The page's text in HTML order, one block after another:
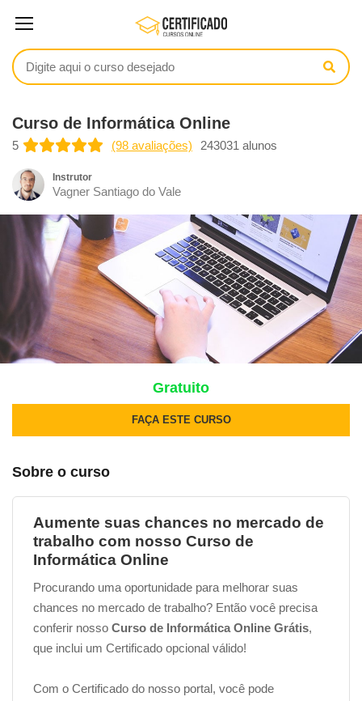
Curso de Informática Online
5 (98 avaliações) 243031 alunos
Instrutor
Vagner Santiago do Vale
Gratuito
FAÇA ESTE CURSO
Sobre o curso
Aumente suas chances no mercado de
trabalho com nosso Curso de
Informática Online
Procurando uma oportunidade para melhorar suas
chances no mercado de trabalho? Então você precisa
conferir nosso Curso de Informática Online Grátis,
que inclui um Certificado opcional válido!
Com o Certificado do nosso portal, você pode